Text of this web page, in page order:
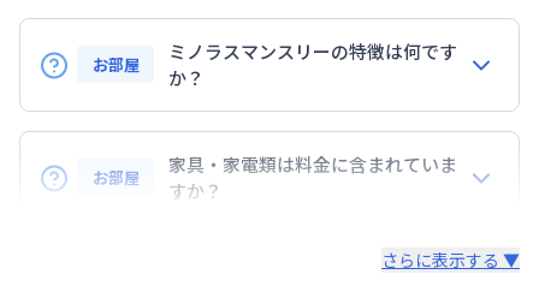
定員
駐車場
なし
次回更新日
情報更新日より14日以内
情報更新日 2026年7月26日
お部屋
ミノラスマンスリーの特徴は何です
か？
『敷金』『礼金』などの初期費用は無し！
コスト削減に◎
・24時間安心のコールセンターサポートをご用意し
お部屋
家具・家電類は料金に含まれていま
すか？
すべて取り揃えています！さらに表示する ▼